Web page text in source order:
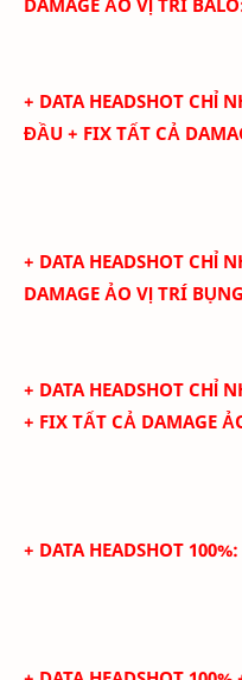
+ DATA HEADSHOT CHỈ
ĐẦU + FIX TẤT CẢ
+ DATA HEADSHOT CHỈ
DAMAGE ẢO VỊ TRÍ BỤNG
+ DATA HEADSHOT CHỈ
+ FIX TẤT CẢ DAMAGE
+ DATA HEADSHOT 100%: